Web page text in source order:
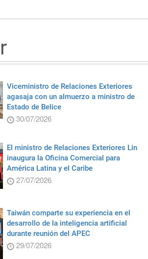
Viceministro de Relaciones Exteriores
agasaja con un almuerzo a ministro de
Estado de Belice
30/07/2026
El ministro de Relaciones Exteriores Lin
inaugura la Oficina Comercial para
América Latina y el Caribe
27/07/2026
Taiwán comparte su experiencia en el
desarrollo de la inteligencia artificial
durante reunión del APEC
29/07/2026